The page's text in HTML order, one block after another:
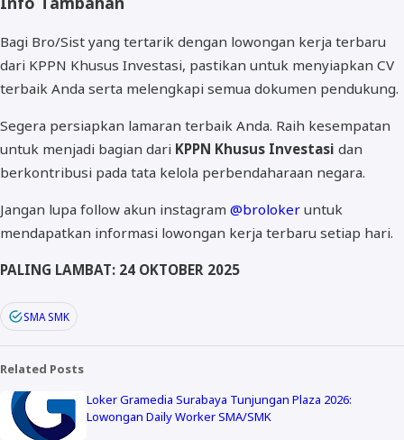
Bagi Bro/Sist yang tertarik dengan lowongan kerja terbaru
dari KPPN Khusus Investasi, pastikan untuk menyiapkan CV
terbaik Anda serta melengkapi semua dokumen pendukung.
Segera persiapkan lamaran terbaik Anda. Raih kesempatan
untuk menjadi bagian dari KPPN Khusus Investasi dan
berkontribusi pada tata kelola perbendaharaan negara.
Jangan lupa follow akun instagram @broloker untuk
mendapatkan informasi lowongan kerja terbaru setiap hari.
PALING LAMBAT: 24 OKTOBER 2025
SMA SMK
Related Posts
Loker Gramedia Surabaya Tunjungan Plaza 2026:
Lowongan Daily Worker SMA/SMK